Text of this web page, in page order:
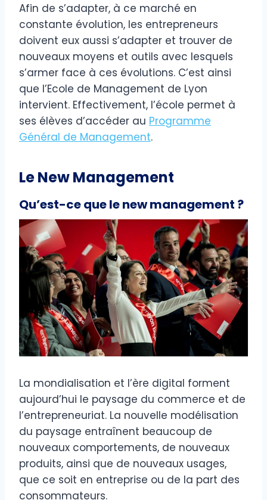
Afin de s’adapter, à ce marché en
constante évolution, les entrepreneurs
doivent eux aussi s’adapter et trouver de
nouveaux moyens et outils avec lesquels
s’armer face à ces évolutions. C’est ainsi
que l’Ecole de Management de Lyon
intervient. Effectivement, l’école permet à
ses élèves d’accéder au Programme
Général de Management.
Le New Management
Qu’est-ce que le new management ?
La mondialisation et l’ère digital forment
aujourd’hui le paysage du commerce et de
l’entrepreneuriat. La nouvelle modélisation
du paysage entraînent beaucoup de
nouveaux comportements, de nouveaux
produits, ainsi que de nouveaux usages,
que ce soit en entreprise ou de la part des
consommateurs.